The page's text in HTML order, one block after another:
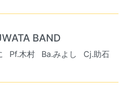
BAND
Pf.木村 Ba.みよし
Cj.助石